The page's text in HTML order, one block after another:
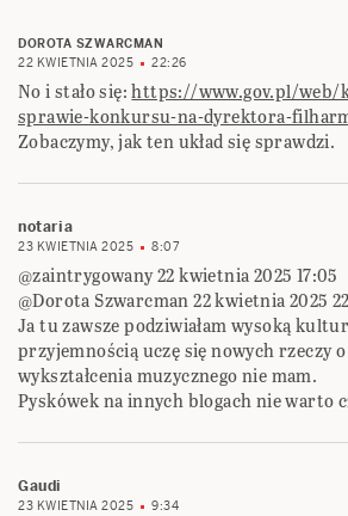
DOROTA SZWARCMAN
22 KWIETNIA 2025
22:26
No i stało się:https://www.gov.pl/web/
sprawie-konkursu-na-dyrektora-
Zobaczymy, jak ten układ się sprawdzi.
notaria
23 KWIETNIA 2025 8:07
@zaintrygowany 22 kwietnia 2025 17:05
@Dorota Szwarcman 22 kwietnia 2025
Ja tu zawsze podziwiałam wysoką
przyjemnością uczę się nowych rzeczy
wykształcenia muzycznego nie mam.
Pyskówek na innych blogach nie warto
Gaudi
23 KWIETNIA 2025 9:34